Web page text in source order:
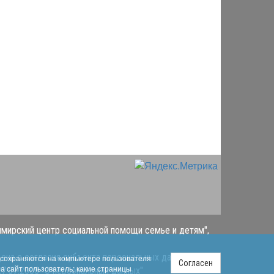
на компьютере пользователя
пользователь; какие страницы
Согласен
центр социальной помощи семье и детям",
с согласия субъекта персональных данных в
"О персональный данных"